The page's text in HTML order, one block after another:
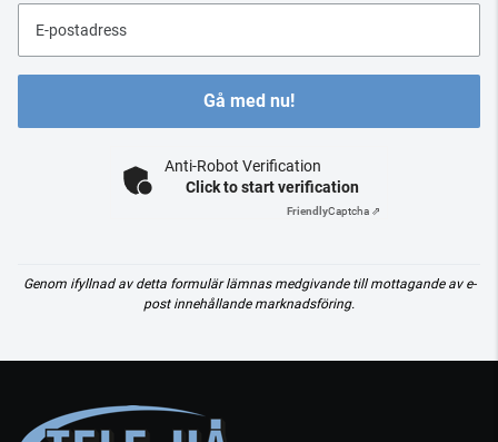
E-postadress
Gå med nu!
Anti-Robot Verification
Click to start verification
FriendlyCaptcha ⇗
Genom ifyllnad av detta formulär lämnas medgivande till mottagande av e-
post innehållande marknadsföring.